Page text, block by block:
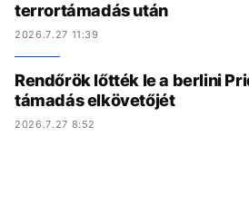
terrortámadás után
2026.7.27 11:39
Rendőrök lőtték le a berlini
támadás elkövetőjét
2026.7.27 8:52